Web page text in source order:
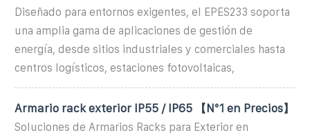
Diseñado para entornos exigentes, el EPES233 soporta
una amplia gama de aplicaciones de gestión de
energía, desde sitios industriales y comerciales hasta
centros logísticos, estaciones fotovoltaicas,
Armario rack exterior IP55 / IP65 【Nº1 en Precios】
Soluciones de Armarios Racks para Exterior en